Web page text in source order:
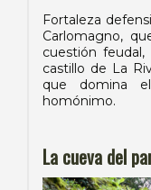
Fortaleza
Carlomagno,
cuestión
castillo de La
que domina
homónimo.
La cueva del